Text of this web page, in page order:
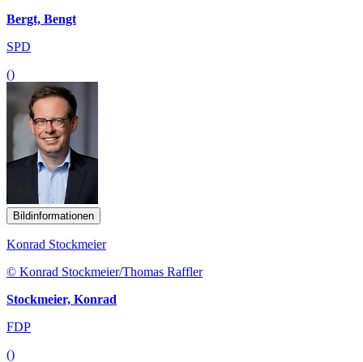
Bergt, Bengt
SPD
()
Bildinformationen
Konrad Stockmeier
© Konrad Stockmeier/Thomas Raffler
Stockmeier, Konrad
FDP
()